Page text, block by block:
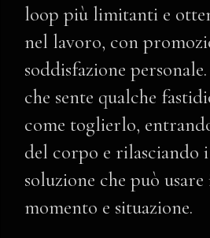
loop più limitanti e
nel lavoro, con
soddisfazione
che sente qualche
come toglierlo,
del corpo e rilasciando
soluzione che può
momento e situazione.